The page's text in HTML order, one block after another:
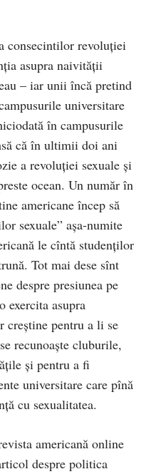
consecintilor revoluţiei
asupra naivității
– iar unii încă pretind
universitare
în campusurile
că în ultimii doi ani
a revoluţiei sexuale şi
ocean. Un număr în
americane încep să
sexuale” aşa-numite
le cîntă studenţilor
Tot mai dese sînt
despre presiunea pe
exercita asupra
pentru a li se
recunoaşte cluburile,
şi pentru a fi
universitare care pînă
cu sexualitatea.
americană online
despre politica